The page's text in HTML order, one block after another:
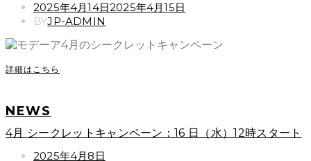
POSTED
ON
2025年4月14日2025年4月15日
BYJP-ADMIN
詳細はこちら
NEWS
4月 シークレットキャンペーン：16 日（水）12時スタート
POSTED
2025年4月8日